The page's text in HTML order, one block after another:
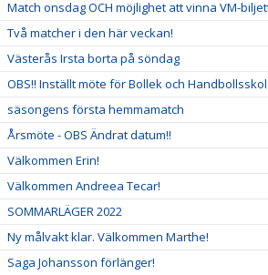
Match onsdag OCH möjlighet att vinna VM-
Två matcher i den här veckan!
Västerås Irsta borta på söndag
OBS!! Inställt möte för Bollek och
säsongens första hemmamatch
Årsmöte - OBS Ändrat datum!!
Välkommen Erin!
Välkommen Andreea Tecar!
SOMMARLÄGER 2022
Ny målvakt klar. Välkommen Marthe!
Saga Johansson förlänger!